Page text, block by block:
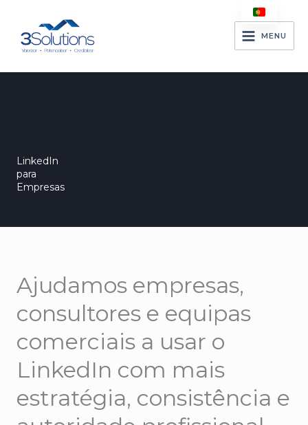
content
MENU
LinkedIn
para
Empresas
Ajudamos empresas,
consultores e equipas
comerciais a usar o
LinkedIn com mais
estratégia, consistência e